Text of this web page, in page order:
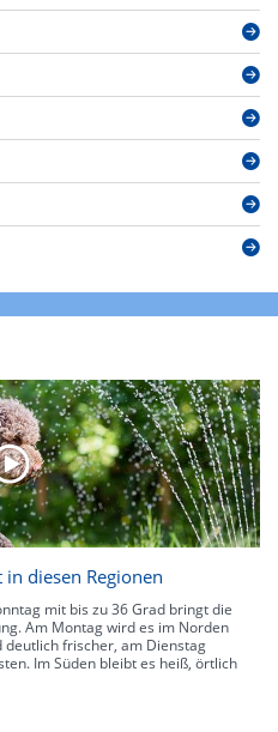
diesen Regionen
mit bis zu 36 Grad bringt die
Am Montag wird es im Norden
frischer, am Dienstag
Im Süden bleibt es heiß, örtlich